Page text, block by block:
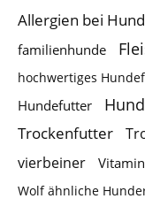
Allergien bei
familienhunde
hochwertiges
Hundefutter
Trockenfutter
vierbeiner
Wolf ähnliche